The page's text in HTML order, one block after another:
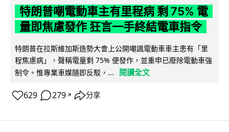
特朗普嘲電動車主有里程病 剩 75% 電
量即焦慮發作 狂言一手終結電車指令
特朗普在拉斯維加斯造勢大會上公開嘲諷電動車車主患有「里
程焦慮病」，聲稱電量剩 75% 便發作，並重申已廢除電動車強
制令。惟專業車媒隨即反駁，...
閱讀全文
629 279 ↗ 分享